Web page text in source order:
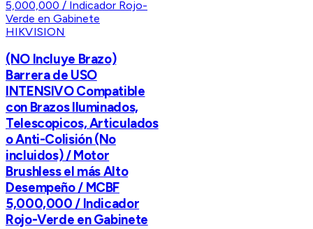
HIKVISION
(NO Incluye Brazo)
Barrera de USO
INTENSIVO Compatible
con Brazos Iluminados,
Telescopicos, Articulados
o Anti-Colisión (No
incluidos) / Motor
Brushless el más Alto
Desempeño / MCBF
5,000,000 / Indicador
Rojo-Verde en Gabinete